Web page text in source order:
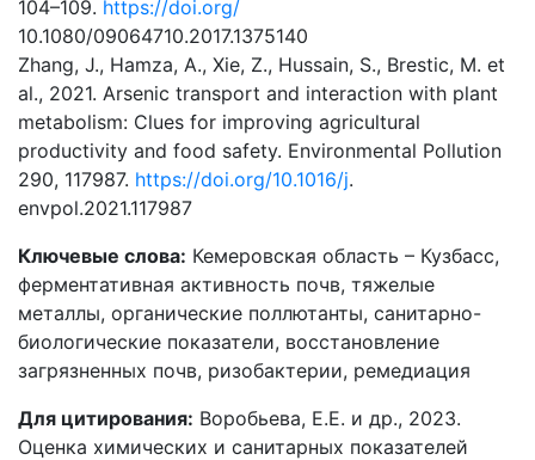
104–109. https://doi.org/
10.1080/09064710.2017.1375140
Zhang, J., Hamza, A., Xie, Z., Hussain, S., Brestic, M. et
al., 2021. Arsenic transport and interaction with plant
metabolism: Clues for improving agricultural
productivity and food safety. Environmental Pollution
290, 117987. https://doi.org/10.1016/j.
envpol.2021.117987
Ключевые слова: Кемеровская область – Кузбасс,
ферментативная активность почв, тяжелые
металлы, органические поллютанты, санитарно-
биологические показатели, восстановление
загрязненных почв, ризобактерии, ремедиация
Для цитирования: Воробьева, Е.Е. и др., 2023.
Оценка химических и санитарных показателей